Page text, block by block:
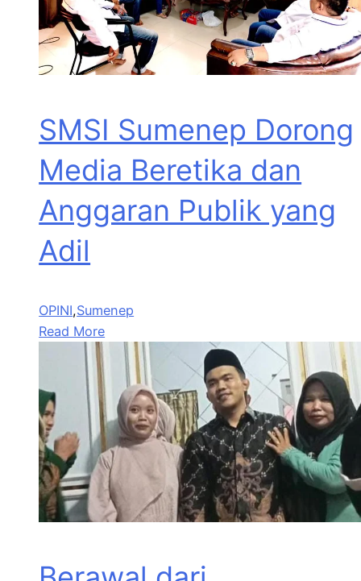
SMSI Sumenep Dorong
Media Beretika dan
Anggaran Publik yang
Adil
OPINI,Sumenep
Read More